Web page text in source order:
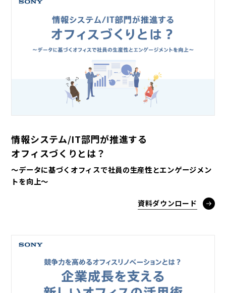
情報システム/IT部門が推進する
オフィスづくりとは？
～データに基づくオフィスで社員の生産性とエンゲージメン
トを向上～
資料ダウンロード